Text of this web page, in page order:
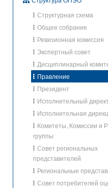
Структурная схема
Общее собрание
Ревизионная комиссия
Экспертный совет
Дисциплинарный
Правление
Президент
Исполнительный
Исполнительная
Комитеты, Комиссии и
группы
Совет региональных
представителей
Региональные
Совет потребителей